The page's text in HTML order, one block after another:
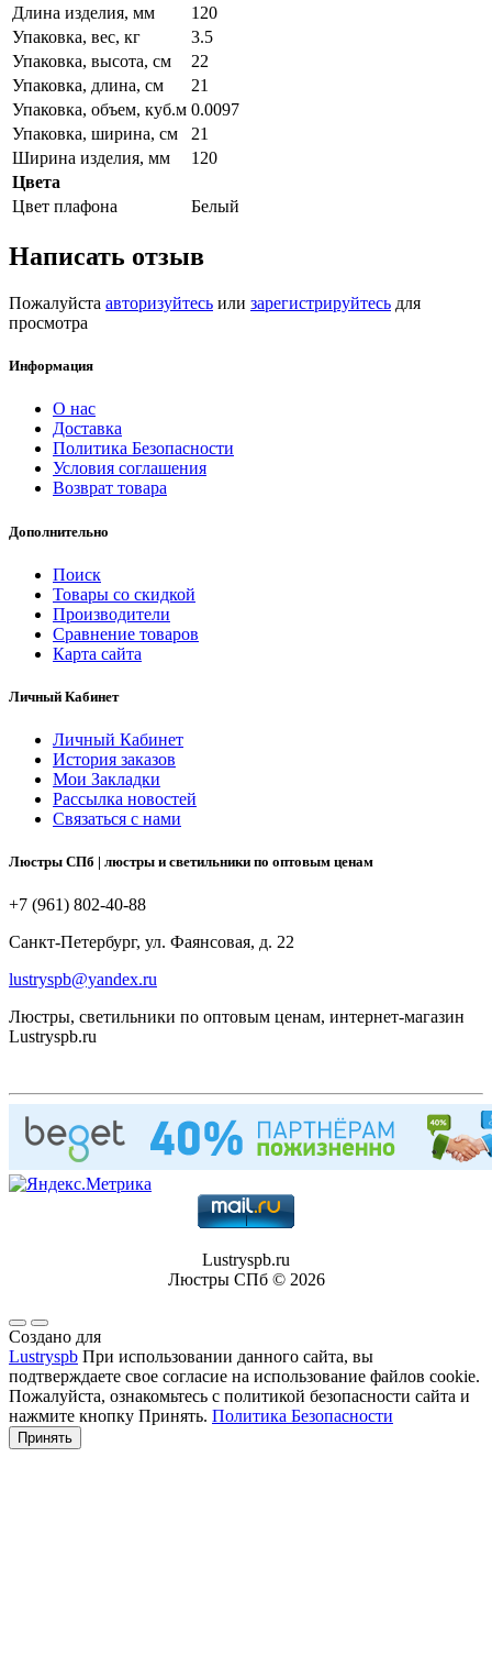
Длина изделия, мм
120
Упаковка, вес, кг
3.5
Упаковка, высота, см
22
Упаковка, длина, см
21
Упаковка, объем, куб.м 0.0097
Упаковка, ширина, см
21
Ширина изделия, мм
120
Цвета
Цвет плафона
Белый
Написать отзыв
Пожалуйста авторизуйтесь или зарегистрируйтесь для
просмотра
Информация
О нас
Доставка
Политика Безопасности
Условия соглашения
Возврат товара
Дополнительно
Поиск
Товары со скидкой
Производители
Сравнение товаров
Карта сайта
Личный Кабинет
Личный Кабинет
История заказов
Мои Закладки
Рассылка новостей
Связаться с нами
Люстры СПб | люстры и светильники по оптовым ценам
+7 (961) 802-40-88
Санкт-Петербург, ул. Фаянсовая, д. 22
lustryspb@yandex.ru
Люстры, светильники по оптовым ценам, интернет-магазин
Lustryspb.ru
Lustryspb.ru
Люстры СПб © 2026
Создано для
Lustryspb При использовании данного сайта, вы
подтверждаете свое согласие на использование файлов cookie.
Пожалуйста, ознакомьтесь с политикой безопасности сайта и
нажмите кнопку Принять. Политика Безопасности
Принять